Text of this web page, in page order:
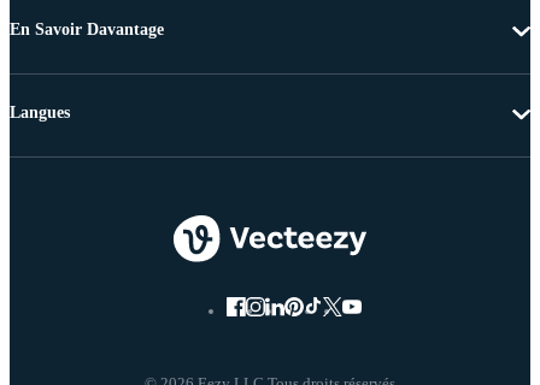
En Savoir Davantage
Langues